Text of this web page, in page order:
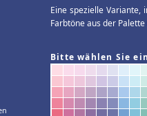
Eine spezielle
Farbtöne aus der
Bitte wählen Sie